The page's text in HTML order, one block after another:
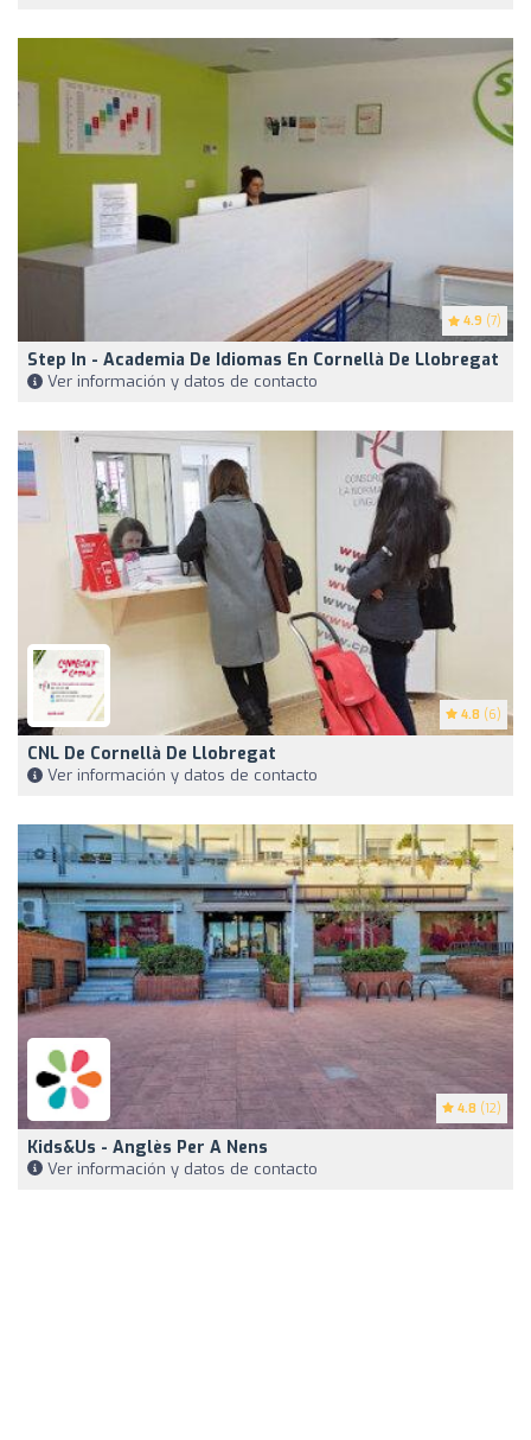
4.9 (7)
Step In - Academia De Idiomas En Cornellà De Llobregat
Ver información y datos de contacto
4.8 (6)
CNL De Cornellà De Llobregat
Ver información y datos de contacto
4.8 (12)
Kids&Us - Anglès Per A Nens
Ver información y datos de contacto